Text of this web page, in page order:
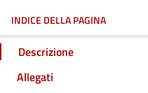
INDICE DELLA PAGINA
Descrizione
Allegati